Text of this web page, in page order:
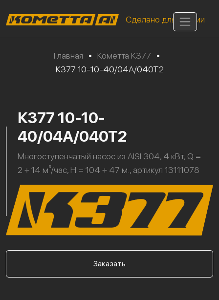
Сделано для России
Главная • Кометта К377
•
К377 10-10-40/04А/040Т2
К377 10-10-
40/04А/040Т2
Многоступенчатый насос из AISI 304, 4 кВт, Q =
2 ÷ 14 м³/час, H = 104 ÷ 47 м., артикул 13111078
Заказать